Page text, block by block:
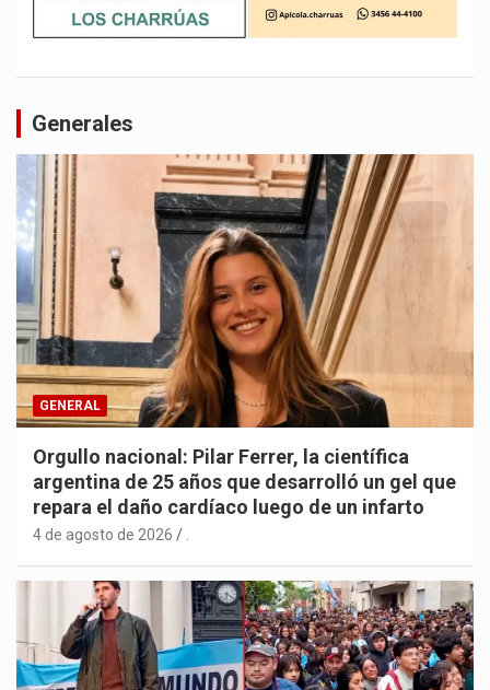
Generales
GENERAL
Orgullo nacional: Pilar Ferrer, la científica
argentina de 25 años que desarrolló un gel que
repara el daño cardíaco luego de un infarto
4 de agosto de 2026 .